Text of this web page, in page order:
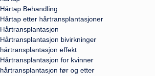
Hårtap Behandling
Hårtap etter hårtransplantasjoner
Hårtransplantasjon
Hårtransplantasjon bivirkninger
hårtransplantasjon effekt
Hårtransplantasjon for kvinner
hårtransplantasjon før og etter